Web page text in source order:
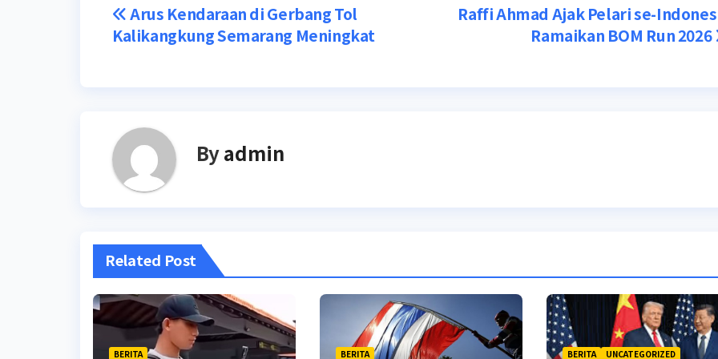
Post
navigation
Raffi Ahmad Ajak Pelari se-
Ramaikan BOM Run 2026
Arus Kendaraan di Gerbang Tol
Kalikangkung Semarang Meningkat
Byadmin
Related Post
BERITA BERITA BERITA UNCATEGORIZED